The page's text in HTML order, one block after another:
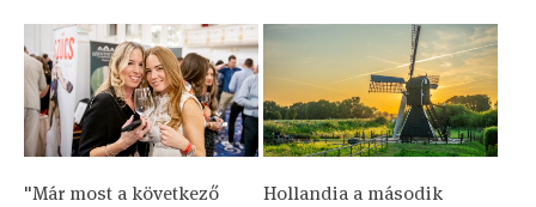
"Már most a következő
Hollandia a második